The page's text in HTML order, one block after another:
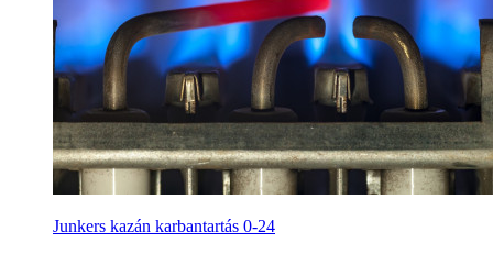
Junkers kazán karbantartás 0-24